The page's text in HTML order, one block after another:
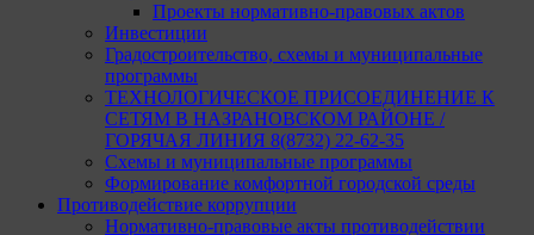
Проекты нормативно-правовых актов
Инвестиции
Градостроительство, схемы и муниципальные
программы
ТЕХНОЛОГИЧЕСКОЕ ПРИСОЕДИНЕНИЕ К
СЕТЯМ В НАЗРАНОВСКОМ РАЙОНЕ /
ГОРЯЧАЯ ЛИНИЯ 8(8732) 22-62-35
Схемы и муниципальные программы
Формирование комфортной городской среды
Противодействие коррупции
Нормативно-правовые акты противодействии